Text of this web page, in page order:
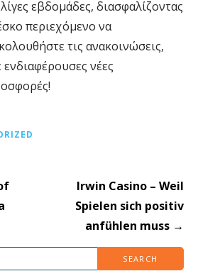
εβδομάδες, διασφαλίζοντας
περιεχόμενο να
τις ανακοινώσεις,
νέες
Irwin Casino – Weil
Spielen sich positiv
anfühlen muss →